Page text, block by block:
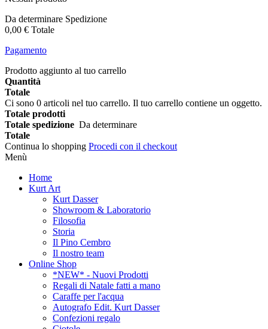
Da determinare Spedizione
0,00 € Totale
Pagamento
Prodotto aggiunto al tuo carrello
Quantità
Totale
Ci sono 0 articoli nel tuo carrello. Il tuo carrello contiene un oggetto.
Totale prodotti
Totale spedizione Da determinare
Totale
Continua lo shopping Procedi con il checkout
Menù
Home
Kurt Art
Kurt Dasser
Showroom & Laboratorio
Filosofia
Storia
Il Pino Cembro
Il nostro team
Online Shop
*NEW* - Nuovi Prodotti
Regali di Natale fatti a mano
Caraffe per l'acqua
Autografo Edit. Kurt Dasser
Confezioni regalo